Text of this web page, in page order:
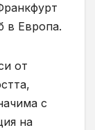
в Европа.
от
с
на